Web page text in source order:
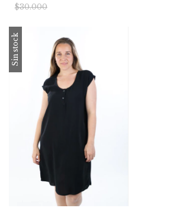
$30.000
Sin stock